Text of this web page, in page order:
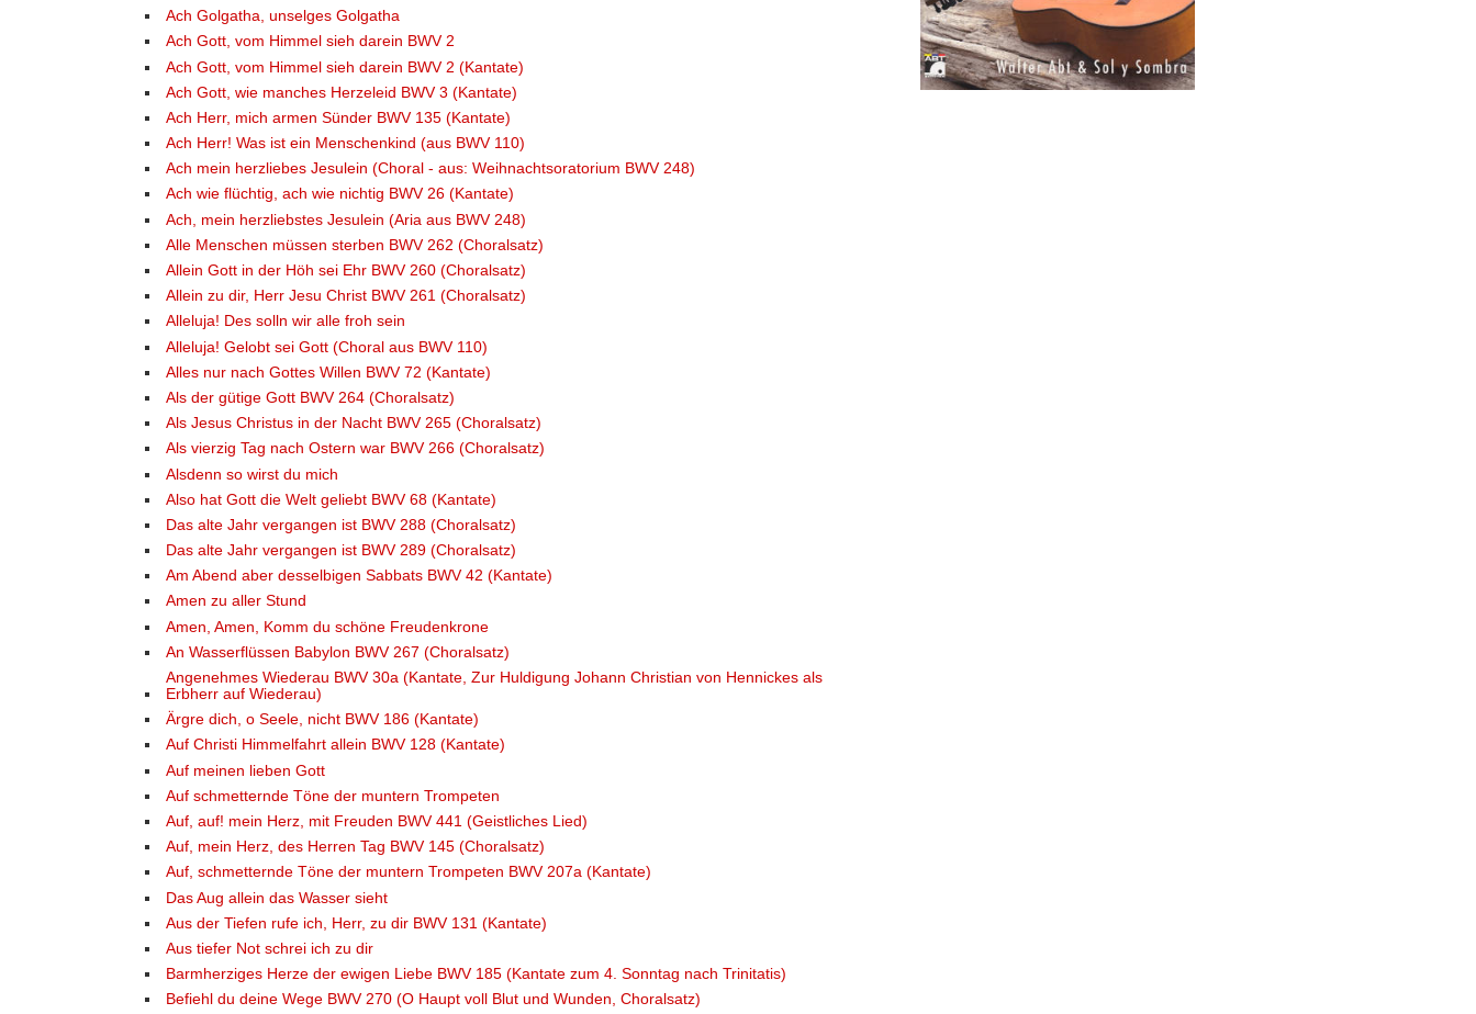
Ach Golgatha, unselges Golgatha
Ach Gott, vom Himmel sieh darein BWV 2
Ach Gott, vom Himmel sieh darein BWV 2 (Kantate)
Ach Gott, wie manches Herzeleid BWV 3 (Kantate)
Ach Herr, mich armen Sünder BWV 135 (Kantate)
Ach Herr! Was ist ein Menschenkind (aus BWV 110)
Ach mein herzliebes Jesulein (Choral - aus: Weihnachtsoratorium BWV 248)
Ach wie flüchtig, ach wie nichtig BWV 26 (Kantate)
Ach, mein herzliebstes Jesulein (Aria aus BWV 248)
Alle Menschen müssen sterben BWV 262 (Choralsatz)
Allein Gott in der Höh sei Ehr BWV 260 (Choralsatz)
Allein zu dir, Herr Jesu Christ BWV 261 (Choralsatz)
Alleluja! Des solln wir alle froh sein
Alleluja! Gelobt sei Gott (Choral aus BWV 110)
Alles nur nach Gottes Willen BWV 72 (Kantate)
Als der gütige Gott BWV 264 (Choralsatz)
Als Jesus Christus in der Nacht BWV 265 (Choralsatz)
Als vierzig Tag nach Ostern war BWV 266 (Choralsatz)
Alsdenn so wirst du mich
Also hat Gott die Welt geliebt BWV 68 (Kantate)
Das alte Jahr vergangen ist BWV 288 (Choralsatz)
Das alte Jahr vergangen ist BWV 289 (Choralsatz)
Am Abend aber desselbigen Sabbats BWV 42 (Kantate)
Amen zu aller Stund
Amen, Amen, Komm du schöne Freudenkrone
An Wasserflüssen Babylon BWV 267 (Choralsatz)
Angenehmes Wiederau BWV 30a (Kantate, Zur Huldigung Johann Christian von Hennickes als
Erbherr auf Wiederau)
Ärgre dich, o Seele, nicht BWV 186 (Kantate)
Auf Christi Himmelfahrt allein BWV 128 (Kantate)
Auf meinen lieben Gott
Auf schmetternde Töne der muntern Trompeten
Auf, auf! mein Herz, mit Freuden BWV 441 (Geistliches Lied)
Auf, mein Herz, des Herren Tag BWV 145 (Choralsatz)
Auf, schmetternde Töne der muntern Trompeten BWV 207a (Kantate)
Das Aug allein das Wasser sieht
Aus der Tiefen rufe ich, Herr, zu dir BWV 131 (Kantate)
Aus tiefer Not schrei ich zu dir
Barmherziges Herze der ewigen Liebe BWV 185 (Kantate zum 4. Sonntag nach Trinitatis)
Befiehl du deine Wege BWV 270 (O Haupt voll Blut und Wunden, Choralsatz)